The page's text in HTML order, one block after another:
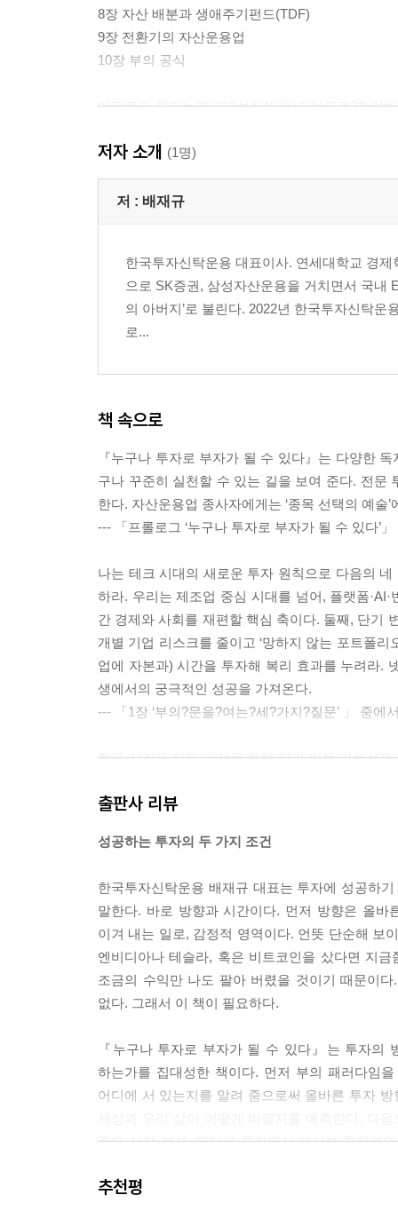
8장 자산 배분과 생애주기펀드(TDF)
9장 전환기의 자산운용업
10장 부의 공식
에필로그-투자는?미래?성장에?장기적으로?참여
프롤로그-모두가?부자가?될?수?있는?세상을?바
1장 부의 문을 여는 세 가지 질문
03 나는 과거에 투자하는가, 미래에 투자하는가?
2장 무엇에 투자해야 하는가(투자 대상 선택)?
01 주식: 기업의 소유권에 투자하다
03 대체투자
03 일본, 유럽, 그리고 인도와 대만
4장 성공 투자를 가로막는 일곱 가지 함정
01 전망과 예측에 의한 투자
02 정보에 의한 매매
03 평균회귀
5장 기술주에 투자하라
01 나의 투자 철학의 전환: 미래 성장에 장기 투자
03 디지털 시대와 테크 기업
04 디지털 시대와 반도체
05 AI 시대와 반도체
06 테크 기업(기술주) 투자와 가치 평가
07 기술주 투자의 위험성
01 패시브 투자
02 액티브 투자
03 자산운용 시장 패러다임의 전환
05 패시브 운용 시대에 운용사의 경쟁력은?
7장 금융 혁신의 결정체로서의 ETF
저자 소개 (1명)
저 : 배재규
한국투자신탁운용 대표이사. 연세대학교 경
으로 SK증권, 삼성자산운용을 거치면서 국내
의 아버지’로 불린다. 2022년 한국투자신탁운
로...
책 속으로
『누구나 투자로 부자가 될 수 있다』는 다양한
구나 꾸준히 실천할 수 있는 길을 보여 준다. 전문
한다. 자산운용업 종사자에게는 ‘종목 선택의 예술
--- 「프롤로그 ‘누구나 투자로 부자가 될 수 있다’
나는 테크 시대의 새로운 투자 원칙으로 다음의
하라. 우리는 제조업 중심 시대를 넘어, 플랫폼
간 경제와 사회를 재편할 핵심 축이다. 둘째, 단기
개별 기업 리스크를 줄이고 ‘망하지 않는 포트폴
업에 자본과) 시간을 투자해 복리 효과를 누려라.
생에서의 궁극적인 성공을 가져온다.
--- 「1장 ‘부의?문을?여는?세?가지?질문’ 」 중에
한국 시장은 제도 개선을 통한 단기 반등 가능성
던 시대는 오래전에 끝났다. 개인 투자자들은 ‘서
--- 「3장 ‘세계?주요?시장?분석’」 중에서
실제로 많은 투자자들이 시장의 변동성에 흔들려
나 실제로는 투자에서 반복되는 실수 대부분이
실패’보다 더 흔한 것이 ‘선택의 실패’다. 지금부
심으로 정리해 보고자 한다. 투자 성과를 높이기
--- 「4장 ‘성공?투자를?가로막는?일곱?가지?함정
러나 이 거대한 전환 역시 결국 반도체 덕분에 가
한다. 자율주행과 로보틱스, 헬스케어와 생명과
지털 확장의 연속이 아니라 AI라는 지능이 더해져
00년 미국의 FD(공정공시) 제도 시행으로 정보의
출판사 리뷰
성공하는 투자의 두 가지 조건
한국투자신탁운용 배재규 대표는 투자에 성공하
말한다. 바로 방향과 시간이다. 먼저 방향은 올
이겨 내는 일로, 감정적 영역이다. 언뜻 단순해 보
엔비디아나 테슬라, 혹은 비트코인을 샀다면 지
조금의 수익만 나도 팔아 버렸을 것이기 때문이
없다. 그래서 이 책이 필요하다.
『누구나 투자로 부자가 될 수 있다』는 투자의
하는가를 집대성한 책이다. 먼저 부의 패러다임
어디에 서 있는지를 알려 줌으로써 올바른 투자
주요 시장 분석, 액티브 투자에서 패시브 투자로
추천평